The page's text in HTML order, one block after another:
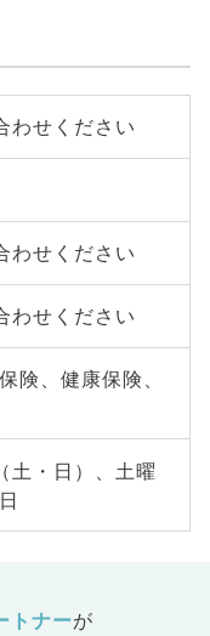
わせください
わせください
わせください
険、健康保険、
土・日）、土曜
トナーが